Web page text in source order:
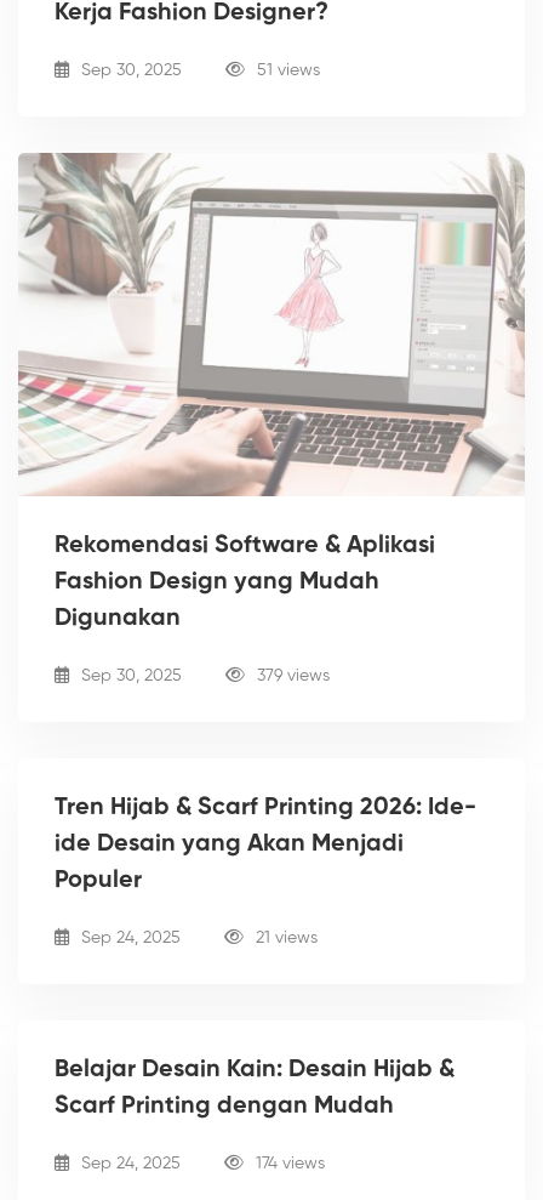
Kerja Fashion Designer?
Sep 30, 2025 51 views
Rekomendasi Software & Aplikasi
Fashion Design yang Mudah
Digunakan
Sep 30, 2025 379 views
Tren Hijab & Scarf Printing 2026: Ide-
ide Desain yang Akan Menjadi
Populer
Sep 24, 2025 21 views
Belajar Desain Kain: Desain Hijab &
Scarf Printing dengan Mudah
Sep 24, 2025 174 views